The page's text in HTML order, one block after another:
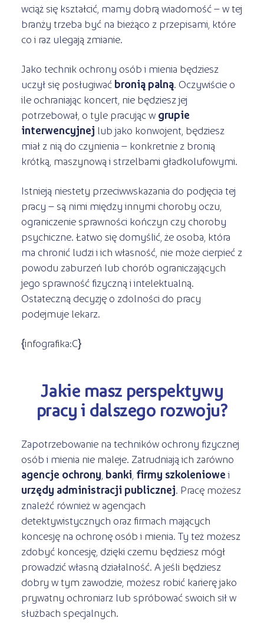
wciąż się kształcić, mamy dobrą wiadomość – w tej
branży trzeba być na bieżąco z przepisami, które
co i raz ulegają zmianie.
Jako technik ochrony osób i mienia będziesz
uczył się posługiwać bronią palną. Oczywiście o
ile ochraniając koncert, nie będziesz jej
potrzebował, o tyle pracując w grupie
interwencyjnej lub jako konwojent, będziesz
miał z nią do czynienia – konkretnie z bronią
krótką, maszynową i strzelbami gładkolufowymi.
Istnieją niestety przeciwwskazania do podjęcia tej
pracy – są nimi między innymi choroby oczu,
ograniczenie sprawności kończyn czy choroby
psychiczne. Łatwo się domyślić, że osoba, która
ma chronić ludzi i ich własność, nie może cierpieć z
powodu zaburzeń lub chorób ograniczających
jego sprawność fizyczną i intelektualną.
Ostateczną decyzję o zdolności do pracy
podejmuje lekarz.
{infografika:C}
Jakie masz perspektywy
pracy i dalszego rozwoju?
Zapotrzebowanie na techników ochrony fizycznej
osób i mienia nie maleje. Zatrudniają ich zarówno
agencje ochrony banki firmy szkoleniowei
urzędy administracji publicznej. Pracę możesz
znaleźć również w agencjach
detektywistycznych oraz firmach mających
koncesję na ochronę osób i mienia. Ty też możesz
zdobyć koncesję, dzięki czemu będziesz mógł
prowadzić własną działalność. A jeśli będziesz
dobry w tym zawodzie, możesz robić karierę jako
prywatny ochroniarz lub spróbować swoich sił w
służbach specjalnych.